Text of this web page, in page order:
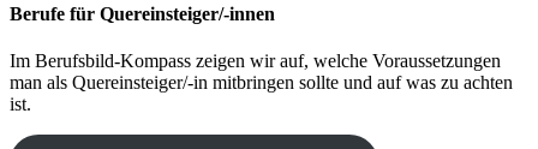
Berufe für Quereinsteiger/-innen
Im Berufsbild-Kompass zeigen wir auf, welche Voraussetzungen
man als Quereinsteiger/-in mitbringen sollte und auf was zu achten
ist.